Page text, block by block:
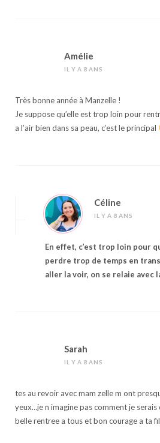
Amélie
IL Y A 8 ANS
Très bonne année à Manzelle !
Je suppose qu’elle est trop loin pour
a l’air bien dans sa peau, c’est le principal
Céline
IL Y A 8 ANS
En effet, c’est trop loin pour
perdre trop de temps en
aller la voir, on se relaie avec
Sarah
IL Y A 8 ANS
tes au revoir avec mam zelle m ont
yeux…je n imagine pas comment je
belle rentree a tous et bon courage a ta